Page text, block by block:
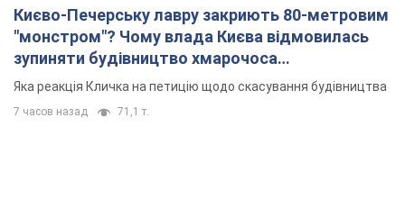
Києво-Печерську лавру закриють 80-метровим
"монстром"? Чому влада Києва відмовилась
зупиняти будівництво хмарочоса
"московського вірянина"
Яка реакція Кличка на петицію щодо скасування будівництва
7 часов назад 71,1 т.